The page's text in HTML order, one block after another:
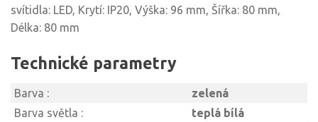
svítidla: LED, Krytí: IP20, Výška: 96 mm, Šířka: 80 mm,
Délka: 80 mm
Technické parametry
Barva :
zelená
Barva světla :
teplá bílá